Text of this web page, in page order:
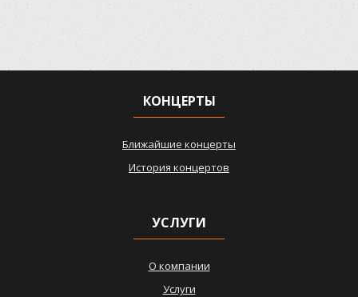
КОНЦЕРТЫ
Ближайшие концерты
История концертов
УСЛУГИ
О компании
Услуги